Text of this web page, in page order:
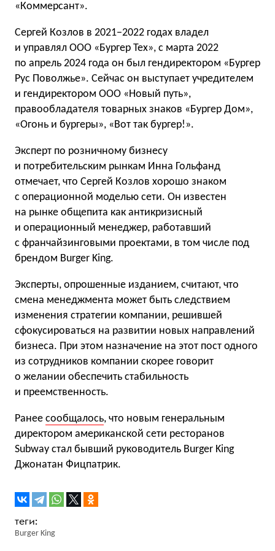
«Коммерсант».
Сергей Козлов в 2021−2022 годах владел
и управлял ООО «Бургер Тех», с марта 2022
по апрель 2024 года он был гендиректором «Бургер
Рус Поволжье». Сейчас он выступает учредителем
и гендиректором ООО «Новый путь»,
правообладателя товарных знаков «Бургер Дом»,
«Огонь и бургеры», «Вот так бургер!».
Эксперт по розничному бизнесу
и потребительским рынкам Инна Гольфанд
отмечает, что Сергей Козлов хорошо знаком
с операционной моделью сети. Он известен
на рынке общепита как антикризисный
и операционный менеджер, работавший
с франчайзинговыми проектами, в том числе под
брендом Burger King.
Эксперты, опрошенные изданием, считают, что
смена менеджмента может быть следствием
изменения стратегии компании, решившей
сфокусироваться на развитии новых направлений
бизнеса. При этом назначение на этот пост одного
из сотрудников компании скорее говорит
о желании обеспечить стабильность
и преемственность.
Ранее сообщалось, что новым генеральным
директором американской сети ресторанов
Subway стал бывший руководитель Burger King
Джонатан Фицпатрик.
Burger King